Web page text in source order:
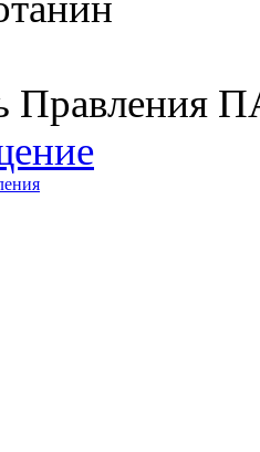
Правления